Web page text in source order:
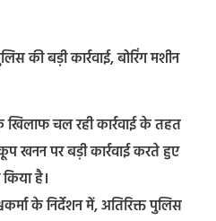
की बड़ी कार्रवाई, बोरिंग मशीन
चल रही कार्रवाई के तहत
खनन पर बड़ी कार्रवाई करते हुए
है।
के निर्देशन में, अतिरिक्त पुलिस